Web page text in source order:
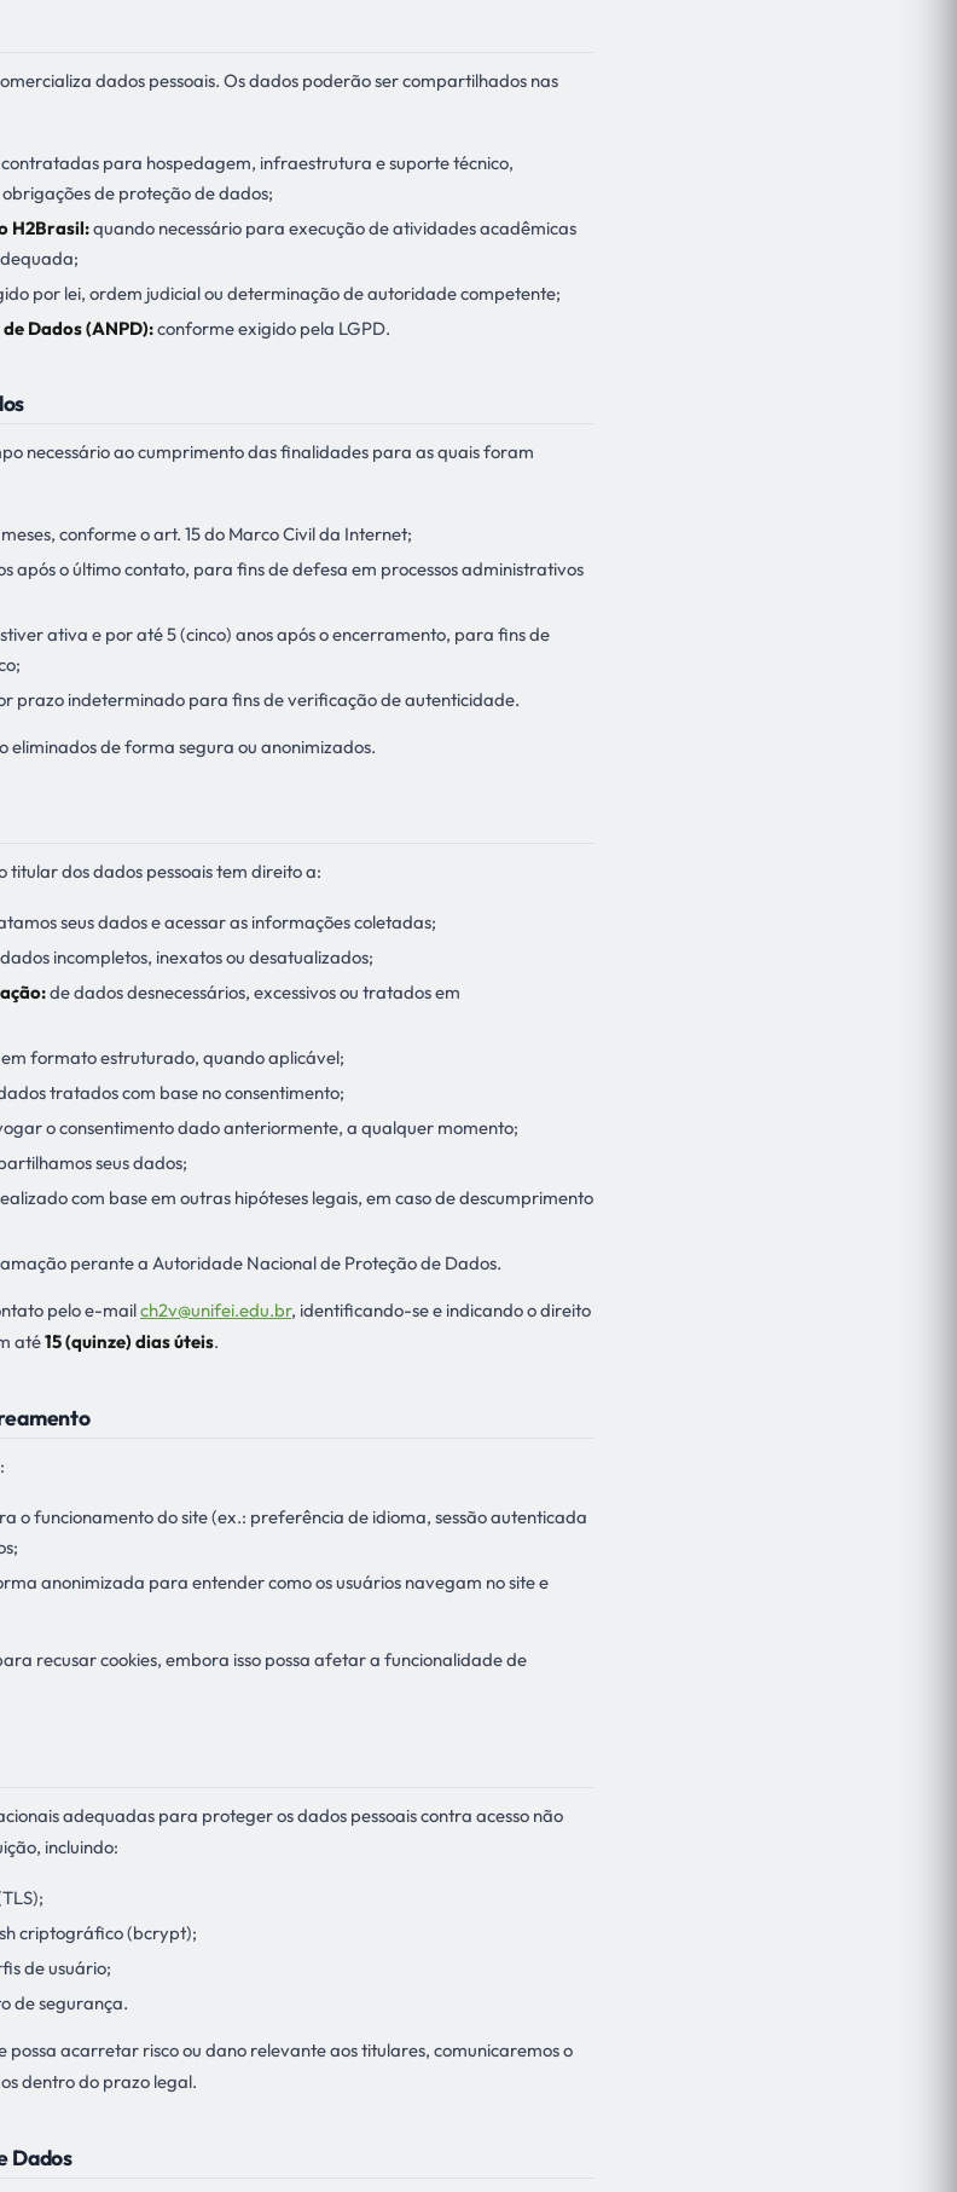
dados pessoais. Os dados poderão ser compartilhados nas
para hospedagem, infraestrutura e suporte técnico,
de proteção de dados;
H2Brasil:quando necessário para execução de atividades acadêmicas
por lei, ordem judicial ou determinação de autoridade competente;
Dados (ANPD):conforme exigido pela LGPD.
necessário ao cumprimento das finalidades para as quais foram
meses, conforme o art. 15 do Marco Civil da Internet;
após o último contato, para fins de defesa em processos administrativos
ativa e por até 5 (cinco) anos após o encerramento, para fins de
prazo indeterminado para fins de verificação de autenticidade.
eliminados de forma segura ou anonimizados.
titular dos dados pessoais tem direito a:
seus dados e acessar as informações coletadas;
incompletos, inexatos ou desatualizados;
de dados desnecessários, excessivos ou tratados em
em formato estruturado, quando aplicável;
tratados com base no consentimento;
o consentimento dado anteriormente, a qualquer momento;
seus dados;
com base em outras hipóteses legais, em caso de descumprimento
perante a Autoridade Nacional de Proteção de Dados.
pelo e-mailch2v@unifei.edu.br, identificando-se e indicando o direito
até15 (quinze) dias úteis.
o funcionamento do site (ex.: preferência de idioma, sessão autenticada
anonimizada para entender como os usuários navegam no site e
recusar cookies, embora isso possa afetar a funcionalidade de
adequadas para proteger os dados pessoais contra acesso não
incluindo:
criptográfico (bcrypt);
de usuário;
de segurança.
possa acarretar risco ou dano relevante aos titulares, comunicaremos o
dentro do prazo legal.
Dados